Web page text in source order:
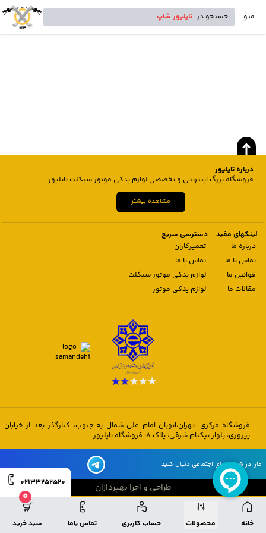
منو جستجو در تایلیور شاپ
خانه محصولات حساب کاربری تماس باما
0
سبد خرید
02133252520
درباره تایلیور
فروشگاه بزرگ اینترنتی و تخصصی لوازم یدکی موتور سیکلت تایلیور
مشاهده بیشتر
لینکهای مفید
درباره ما
تماس با ما
قوانین ما
مقالات ما
دسترسی سریع
تعمیرکاران
تماس با ما
لوازم یدکی موتور سیکلت
لوازم یدکی موتور
فروشگاه مرکزی: تهران،اتوبان امام علی شمال به جنوب، کنارگذر بعد از خیابان
پیروزی، بلوار نیکنام شرقی، پلاک 8، فروشگاه تایلیور
مارا در شبکه های اجتماعی دنبال کنید
طراحی و اجرا بهپردازان
طراحی و اجرا بهپردازان